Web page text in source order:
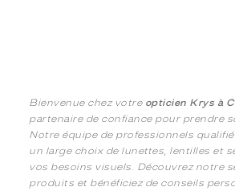
Bienvenue chez votre opticien Krys à
partenaire de confiance pour prendre
Notre équipe de professionnels
un large choix de lunettes, lentilles et
vos besoins visuels. Découvrez notre
produits et bénéficiez de conseils